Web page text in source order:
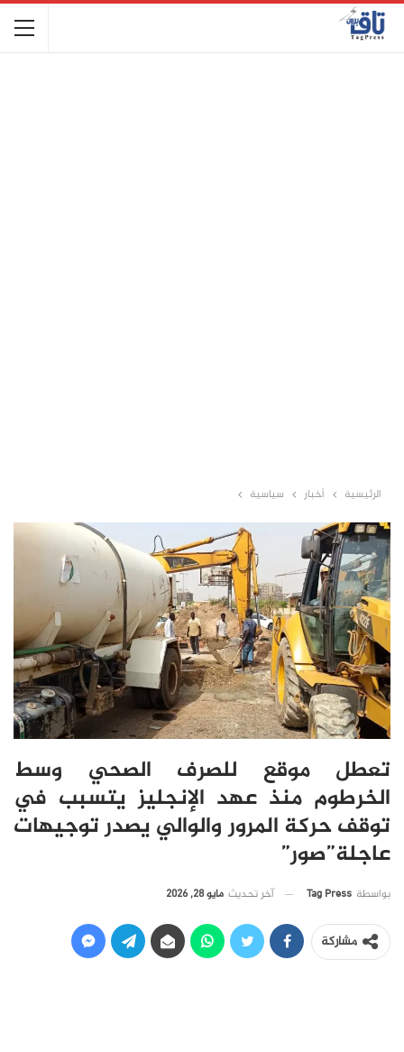
الرئيسية أخبار سياسية
تعطل موقع للصرف الصحي وسط
الخرطوم منذ عهد الإنجليز يتسبب في
توقف حركة المرور والوالي يصدر توجيهات
عاجلة”صور”
بواسطة Tag Press آخر تحديث مايو 28, 2026
مشاركة